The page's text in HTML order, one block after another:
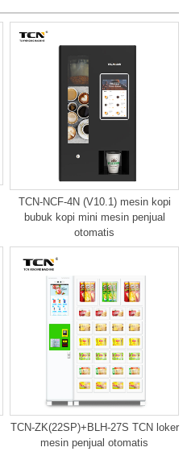
TCN-NCF-4N (V10.1) mesin kopi
bubuk kopi mini mesin penjual
otomatis
TCN-ZK(22SP)+BLH-27S TCN loker
mesin penjual otomatis